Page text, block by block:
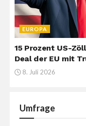
EUROPA
15 Prozent US-
Deal der EU mit
8. Juli 2026
Umfrage